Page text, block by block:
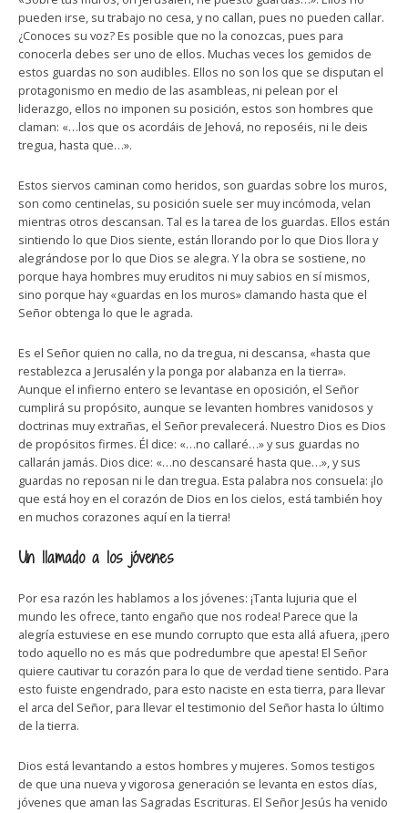
pueden irse, su trabajo no cesa, y no callan, pues no pueden callar.
¿Conoces su voz? Es posible que no la conozcas, pues para
conocerla debes ser uno de ellos. Muchas veces los gemidos de
estos guardas no son audibles. Ellos no son los que se disputan el
protagonismo en medio de las asambleas, ni pelean por el
liderazgo, ellos no imponen su posición, estos son hombres que
claman: «…los que os acordáis de Jehová, no reposéis, ni le deis
tregua, hasta que…».
Estos siervos caminan como heridos, son guardas sobre los muros,
son como centinelas, su posición suele ser muy incómoda, velan
mientras otros descansan. Tal es la tarea de los guardas. Ellos están
sintiendo lo que Dios siente, están llorando por lo que Dios llora y
alegrándose por lo que Dios se alegra. Y la obra se sostiene, no
porque haya hombres muy eruditos ni muy sabios en sí mismos,
sino porque hay «guardas en los muros» clamando hasta que el
Señor obtenga lo que le agrada.
Es el Señor quien no calla, no da tregua, ni descansa, «hasta que
restablezca a Jerusalén y la ponga por alabanza en la tierra».
Aunque el infierno entero se levantase en oposición, el Señor
cumplirá su propósito, aunque se levanten hombres vanidosos y
doctrinas muy extrañas, el Señor prevalecerá. Nuestro Dios es Dios
de propósitos firmes. Él dice: «…no callaré…» y sus guardas no
callarán jamás. Dios dice: «…no descansaré hasta que…», y sus
guardas no reposan ni le dan tregua. Esta palabra nos consuela: ¡lo
que está hoy en el corazón de Dios en los cielos, está también hoy
en muchos corazones aquí en la tierra!
Un llamado a los jóvenes
Por esa razón les hablamos a los jóvenes: ¡Tanta lujuria que el
mundo les ofrece, tanto engaño que nos rodea! Parece que la
alegría estuviese en ese mundo corrupto que esta allá afuera, ¡pero
todo aquello no es más que podredumbre que apesta! El Señor
quiere cautivar tu corazón para lo que de verdad tiene sentido. Para
esto fuiste engendrado, para esto naciste en esta tierra, para llevar
el arca del Señor, para llevar el testimonio del Señor hasta lo último
de la tierra.
Dios está levantando a estos hombres y mujeres. Somos testigos
de que una nueva y vigorosa generación se levanta en estos días,
jóvenes que aman las Sagradas Escrituras. El Señor Jesús ha venido